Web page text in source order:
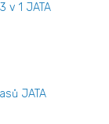
v 1 JATA
JATA